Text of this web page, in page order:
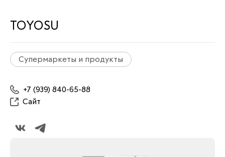
TOYOSU
Супермаркеты и продукты
+7 (939) 840-65-88
Сайт